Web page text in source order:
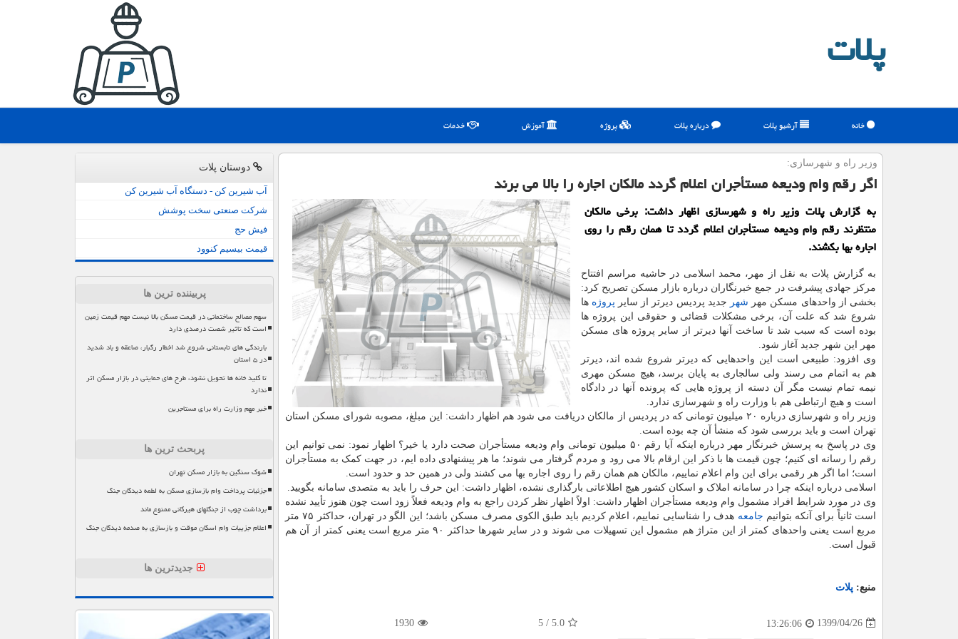
پلات
خانه آرشیو پلات درباره پلات پروژه آموزش خدمات
وزیر راه و شهرسازی:
اگر رقم وام ودیعه مستأجران اعلام گردد مالكان اجاره را بالا می برند
به گزارش پلات وزیر راه و شهرسازی اظهار داشت: برخی مالكان
منتظرند رقم وام ودیعه مستأجران اعلام گردد تا همان رقم را روی
اجاره بها بكشند.
به گزارش پلات به نقل از مهر، محمد اسلامی در حاشیه مراسم افتتاح
مرکز جهادی پیشرفت در جمع خبرنگاران درباره بازار مسکن تصریح کرد:
بخشی از واحدهای مسکن مهر شهر جدید پردیس دیرتر از سایر پروژه ها
شروع شد که علت آن، برخی مشکلات قضائی و حقوقی این پروژه ها
بوده است که سبب شد تا ساخت آنها دیرتر از سایر پروژه های مسکن
مهر این شهر جدید آغاز شود.
وی افزود: طبیعی است این واحدهایی که دیرتر شروع شده اند، دیرتر
هم به اتمام می رسند ولی سالجاری به پایان برسد، هیچ مسکن مهری
نیمه تمام نیست مگر آن دسته از پروژه هایی که پرونده آنها در دادگاه
است و هیچ ارتباطی هم با وزارت راه و شهرسازی ندارد.
وزیر راه و شهرسازی درباره ۲۰ میلیون تومانی که در پردیس از مالکان دریافت می شود هم اظهار داشت: این مبلغ، مصوبه شورای مسکن استان
تهران است و باید بررسی شود که منشأ آن چه بوده است.
وی در پاسخ به پرسش خبرنگار مهر درباره اینکه آیا رقم ۵۰ میلیون تومانی وام ودیعه مستأجران صحت دارد یا خیر؟ اظهار نمود: نمی توانیم این
رقم را رسانه ای کنیم؛ چون قیمت ها با ذکر این ارقام بالا می رود و مردم گرفتار می شوند؛ ما هر پیشنهادی داده ایم، در جهت کمک به مستأجران
است؛ اما اگر هر رقمی برای این وام اعلام نماییم، مالکان هم همان رقم را روی اجاره بها می کشند ولی در همین حد و حدود است.
اسلامی درباره اینکه چرا در سامانه املاک و اسکان کشور هیچ اطلاعاتی بارگذاری نشده، اظهار داشت: این حرف را باید به متصدی سامانه بگویید.
وی در مورد شرایط افراد مشمول وام ودیعه مستأجران اظهار داشت: اولاً اظهار نظر کردن راجع به وام ودیعه فعلاً زود است چون هنوز تأیید نشده
است ثانیاً برای آنکه بتوانیم جامعه
هدف را شناسایی نماییم، اعلام کردیم باید طبق الکوی مصرف مسکن باشد؛ این الگو در تهران، حداکثر ۷۵ متر
مربع است یعنی واحدهای کمتر از این متراژ هم مشمول این تسهیلات می شوند و در سایر شهرها حداکثر ۹۰ متر مربع است یعنی کمتر از آن هم
قبول است.
منبع: پلات
1399/04/26
13:26:06
5.0
/
5
1930
دوستان پلات
آب شیرین کن - دستگاه آب شیرین کن
شرکت صنعتی سخت پوشش
فیش حج
قیمت بیسیم کنوود
پربیننده ترین ها
سهم مصالح ساختمانی در قیمت مسکن بالا نیست مهم قیمت زمین
است که تاثیر شصت درصدی دارد
بارندگی های تابستانی شروع شد اخطار رگبار، صاعقه و باد شدید
در ۵ استان
تا کلید خانه ها تحویل نشود، طرح های حمایتی در بازار مسکن اثر
ندارد
خبر مهم وزارت راه برای مستاجرین
پربحث ترین ها
شوک سنگین به بازار مسکن تهران
جزئیات پرداخت وام بازسازی مسکن به لطمه دیدگان جنگ
برداشت چوب از جنگلهای هیرکانی ممنوع ماند
اعلام جزییات وام اسکان موقت و بازسازی به صدمه دیدگان جنگ
جدیدترین ها